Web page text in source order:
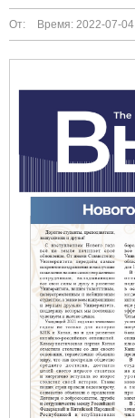
От:
Время: 2022-07-04